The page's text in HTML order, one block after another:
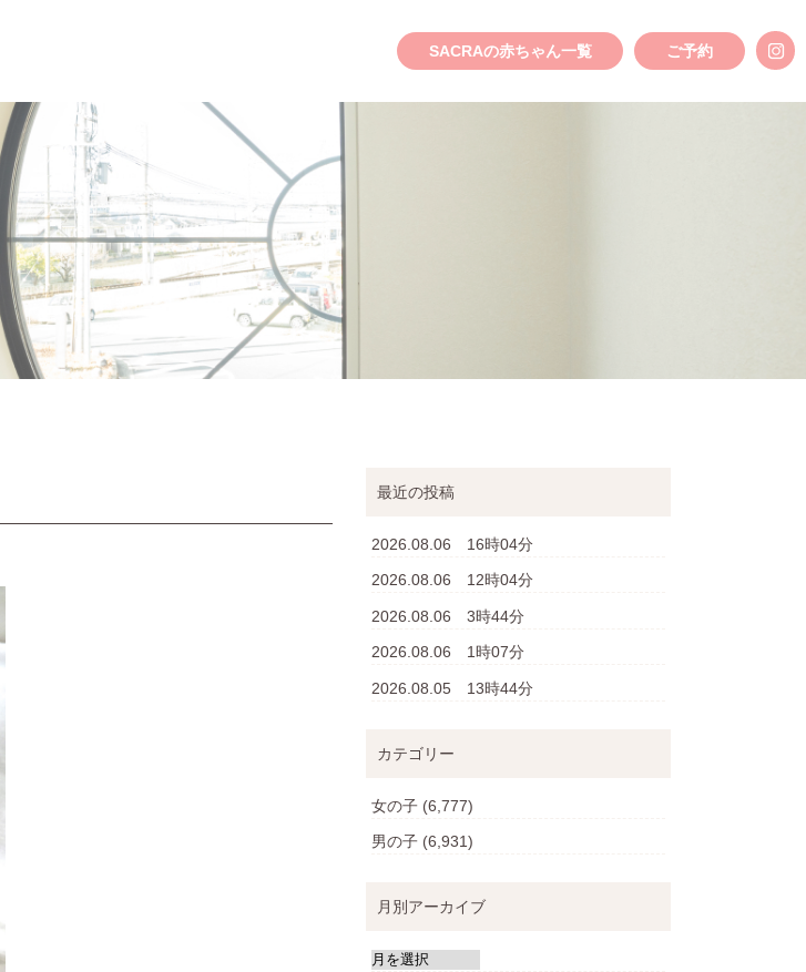
SACRAの赤ちゃん一覧 ご予約
最近の投稿
2026.08.06 16時04分
2026.08.06 12時04分
2026.08.06 3時44分
2026.08.06 1時07分
2026.08.05 13時44分
カテゴリー
女の子 (6,777)
男の子 (6,931)
月別アーカイブ